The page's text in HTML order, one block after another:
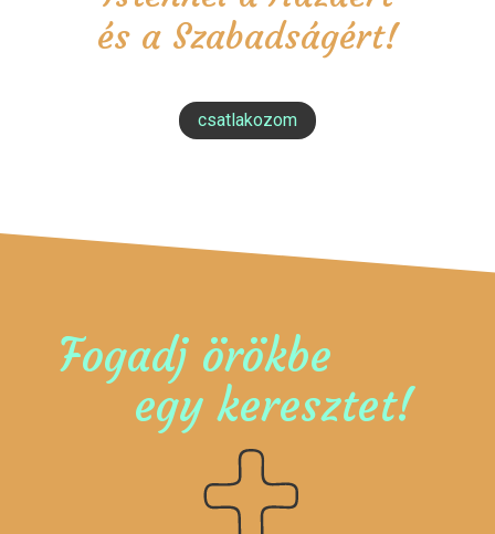
és a Szabadságért!
csatlakozom
Fogadj örökbe
egy keresztet!